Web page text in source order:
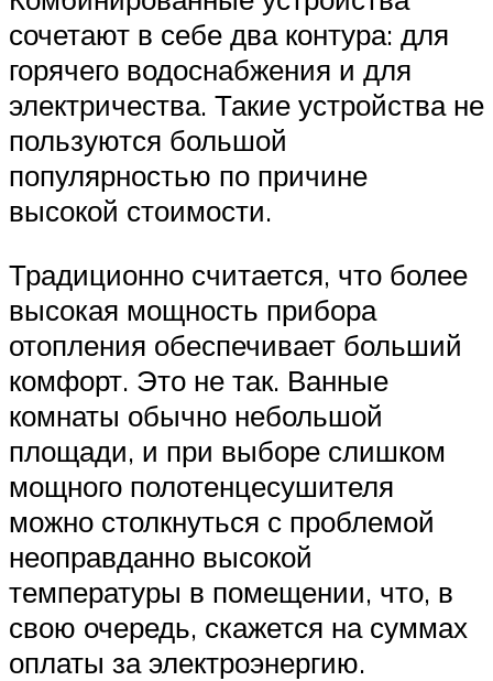
сочетают в себе два контура: для
горячего водоснабжения и для
электричества. Такие устройства не
пользуются большой
популярностью по причине
высокой стоимости.
Традиционно считается, что более
высокая мощность прибора
отопления обеспечивает больший
комфорт. Это не так. Ванные
комнаты обычно небольшой
площади, и при выборе слишком
мощного полотенцесушителя
можно столкнуться с проблемой
неоправданно высокой
температуры в помещении, что, в
свою очередь, скажется на суммах
оплаты за электроэнергию.